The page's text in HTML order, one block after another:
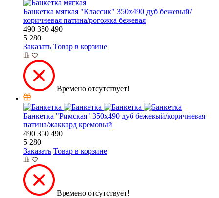
Банкетка мягкая "Классик" 350х490 дуб бежевый/
коричневая патина/рогожка бежевая
490 350 490
5 280
Заказать Товар в корзине
Времено отсутствует!
Банкетка "Римская" 350х490 дуб бежевый/коричневая
патина/жаккард кремовый
490 350 490
5 280
Заказать Товар в корзине
Времено отсутствует!